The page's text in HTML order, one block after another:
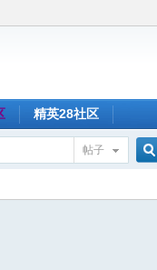
精英28社区
帖子